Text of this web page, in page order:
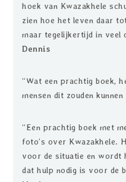
hoek van Kwazakhele
zien hoe het leven daar
maar tegelijkertijd in veel
Dennis
“Wat een prachtig boek,
mensen dit zouden kunnen
“Een prachtig boek met
foto’s over Kwazakhele.
voor de situatie en wordt
dat hulp nodig is voor de